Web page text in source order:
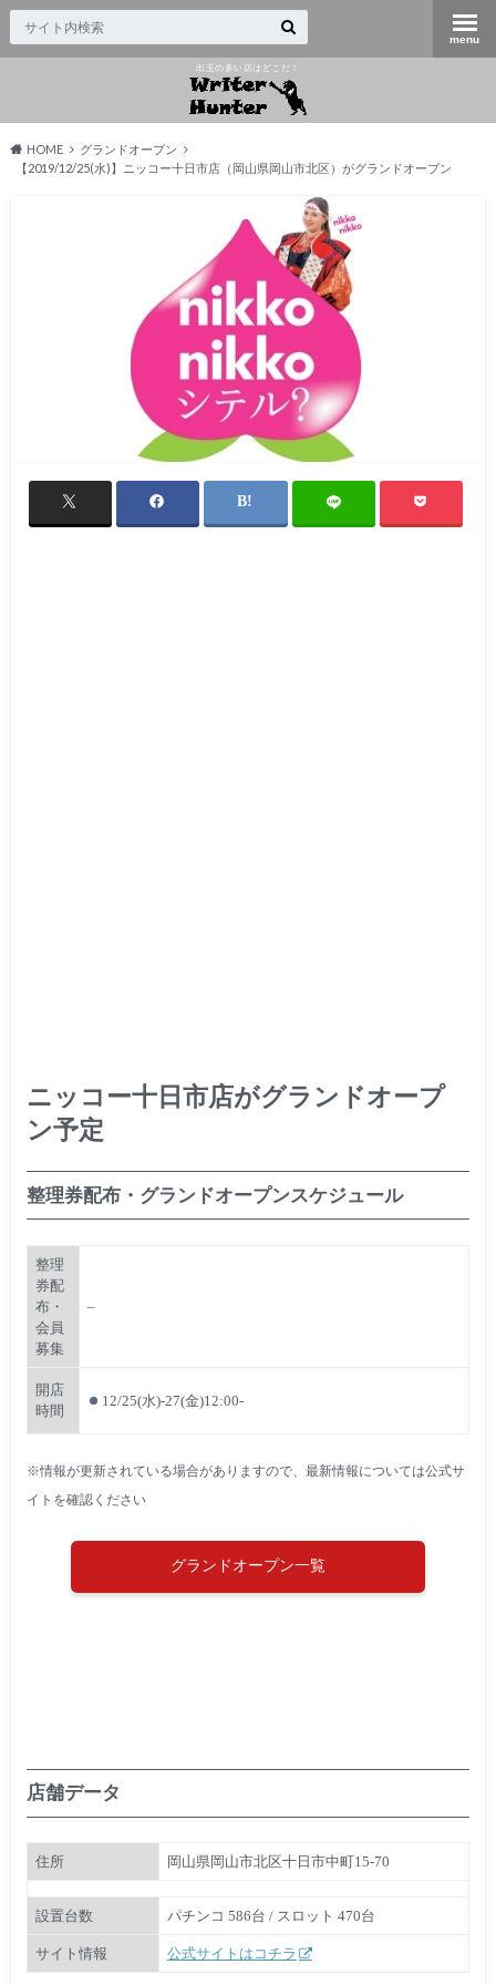
出玉の多い店はどこだ！
HOME
グランドオープン
【2019/12/25(水)】ニッコー十日市店（岡山県岡山市北区）がグランドオープン
ニッコー十日市店がグランドオープ
ン予定
整理券配布・グランドオープンスケジュール
整理
券配
布・
会員
募集
–
開店
時間
12/25(水)-27(金)12:00-
※情報が更新されている場合がありますので、最新情報については公式サ
イトを確認ください
グランドオープン一覧
店舗データ
住所 岡山県岡山市北区十日市中町15-70
設置台数 パチンコ 586台 / スロット 470台
サイト情報 公式サイトはコチラ